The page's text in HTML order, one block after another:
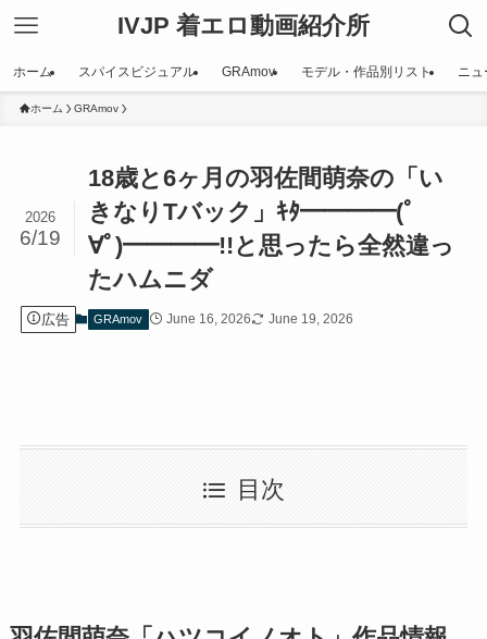
IVJP 着エロ動画紹介所
ホーム スパイスビジュアル GRAmov モデル・作品別リスト ニュ
ホーム GRAmov
18歳と6ヶ月の羽佐間萌奈の「い
きなりTバック」ｷﾀ━━━━(ﾟ
∀ﾟ)━━━━!!と思ったら全然違っ
たハムニダ
2026
6/19
広告 GRAmov June 16, 2026 June 19, 2026
目次